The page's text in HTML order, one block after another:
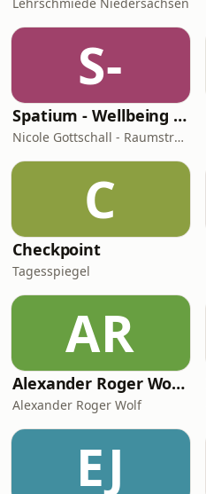
S-
Spatium - Wellbeing für Herz, Hirn & Raum
Nicole Gottschall - Raumstrategin & Wellbeing-Botschafterin
C
Checkpoint
Tagesspiegel
AR
Alexander Roger Wolf - 🎙 Get the Job – Der Podcast für starke Präsenz vor der Kamera & auf Social Media
Alexander Roger Wolf
EJ